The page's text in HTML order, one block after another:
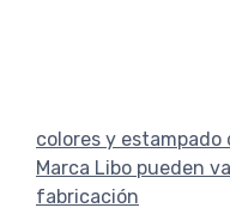
colores y estampado
Marca Libo pueden
fabricación